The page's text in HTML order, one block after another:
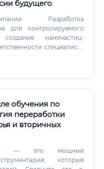
будущего
Разработка
для контролируемого
наночастиц-
специалиста
Разработка зубных
обучения по
переработки
и вторичных
— это мощный
который